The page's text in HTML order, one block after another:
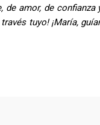
amor, de
tuyo! ¡María,